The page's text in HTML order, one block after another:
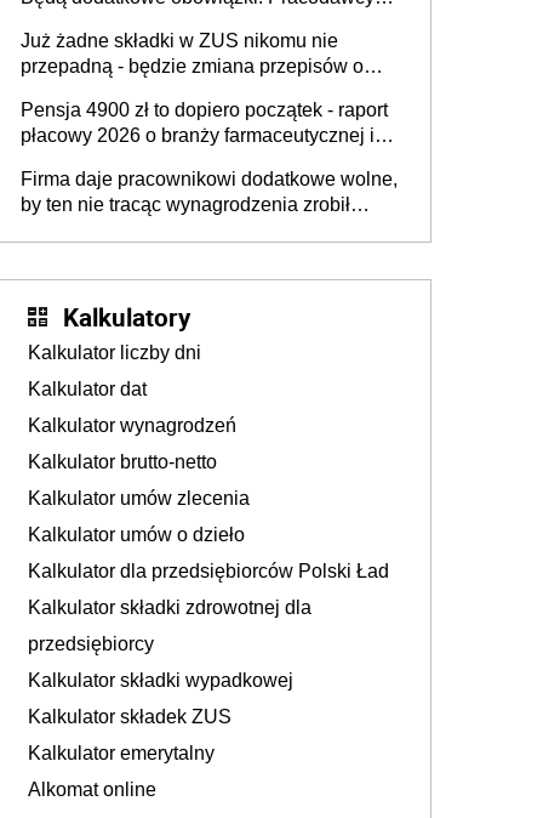
na rzecz Inkluzywności w Zatrudnianiu?
Już żadne składki w ZUS nikomu nie
przepadną - będzie zmiana przepisów o
ubezpieczeniom społecznym
Pensja 4900 zł to dopiero początek - raport
płacowy 2026 o branży farmaceutycznej i
Firma daje pracownikowi dodatkowe wolne,
by ten nie tracąc wynagrodzenia zrobił
Kalkulatory
Kalkulator liczby dni
Kalkulator dat
Kalkulator wynagrodzeń
Kalkulator brutto-netto
Kalkulator umów zlecenia
Kalkulator umów o dzieło
Kalkulator dla przedsiębiorców Polski Ład
Kalkulator składki zdrowotnej dla
przedsiębiorcy
Kalkulator składki wypadkowej
Kalkulator składek ZUS
Kalkulator emerytalny
Alkomat online